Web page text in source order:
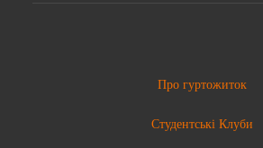
Про гуртожиток
Студентські Клуби